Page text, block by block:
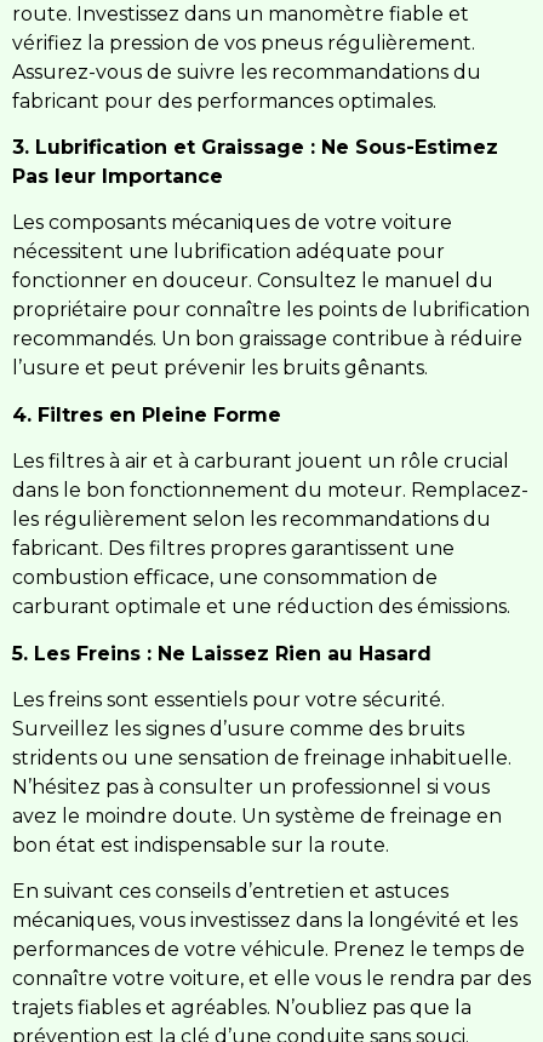
route. Investissez dans un manomètre fiable et
vérifiez la pression de vos pneus régulièrement.
Assurez-vous de suivre les recommandations du
fabricant pour des performances optimales.
3. Lubrification et Graissage : Ne Sous-Estimez
Pas leur Importance
Les composants mécaniques de votre voiture
nécessitent une lubrification adéquate pour
fonctionner en douceur. Consultez le manuel du
propriétaire pour connaître les points de lubrification
recommandés. Un bon graissage contribue à réduire
l’usure et peut prévenir les bruits gênants.
4. Filtres en Pleine Forme
Les filtres à air et à carburant jouent un rôle crucial
dans le bon fonctionnement du moteur. Remplacez-
les régulièrement selon les recommandations du
fabricant. Des filtres propres garantissent une
combustion efficace, une consommation de
carburant optimale et une réduction des émissions.
5. Les Freins : Ne Laissez Rien au Hasard
Les freins sont essentiels pour votre sécurité.
Surveillez les signes d’usure comme des bruits
stridents ou une sensation de freinage inhabituelle.
N’hésitez pas à consulter un professionnel si vous
avez le moindre doute. Un système de freinage en
bon état est indispensable sur la route.
En suivant ces conseils d’entretien et astuces
mécaniques, vous investissez dans la longévité et les
performances de votre véhicule. Prenez le temps de
connaître votre voiture, et elle vous le rendra par des
trajets fiables et agréables. N’oubliez pas que la
prévention est la clé d’une conduite sans souci.